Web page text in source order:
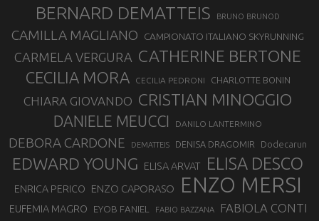
BERNARD DEMATTEIS BRUNO BRUNOD
CAMILLA MAGLIANO CAMPIONATO ITALIANO SKYRUNNING
CARMELA VERGURA CATHERINE BERTONE
CECILIA MORA CECILIA PEDRONI CHARLOTTE BONIN
CHIARA GIOVANDO CRISTIAN MINOGGIO
DANIELE MEUCCI DANILO LANTERMINO
DEBORA CARDONE DEMATTEIS DENISA DRAGOMIR Dodecarun
EDWARD YOUNG ELISA ARVAT ELISA DESCO
ENRICA PERICO ENZO CAPORASO ENZO MERSI
EUFEMIA MAGRO EYOB FANIEL FABIO BAZZANA FABIOLA CONTI